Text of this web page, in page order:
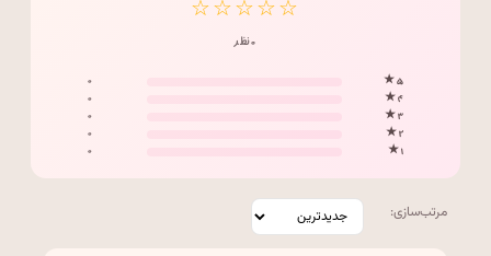
☆☆☆☆☆
۰ نظر
۵ ★
۰
۴ ★
۰
۳ ★
۰
۲ ★
۰
۱ ★
۰
مرتب‌سازی: